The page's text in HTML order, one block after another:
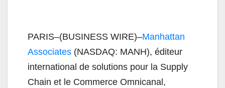
PARIS–(BUSINESS WIRE)–Manhattan
Associates (NASDAQ: MANH), éditeur
international de solutions pour la Supply
Chain et le Commerce Omnicanal,